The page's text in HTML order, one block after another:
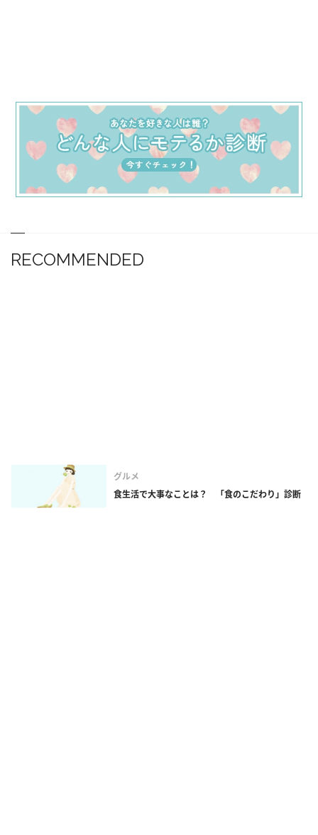
RECOMMENDED
グルメ
食生活で大事なことは？ 「食のこだわり」診断